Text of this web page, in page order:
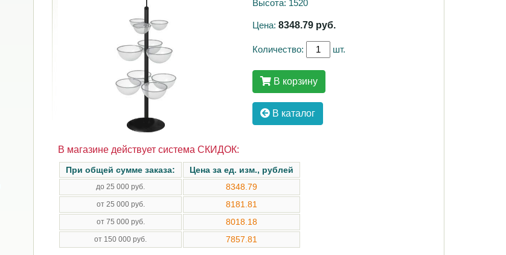
Высота: 1520
Цена:8348.79 руб.
Количество: шт.
В корзину
В каталог
В магазине действует система СКИДОК:
При общей сумме заказа: Цена за ед. изм., рублей
до 25 000 руб. 8348.79
от 25 000 руб. 8181.81
от 75 000 руб. 8018.18
от 150 000 руб. 7857.81